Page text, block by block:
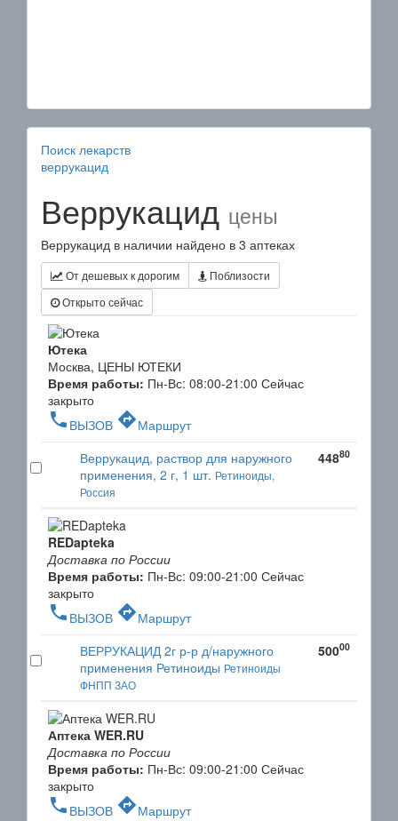
Поиск лекарств
веррукацид
Веррукацид цены
Веррукацид в наличии найдено в 3 аптеках
От дешевых к дорогим
Поблизости
Открыто сейчас
Ютека
Москва, ЦЕНЫ ЮТЕКИ
Время работы: Пн-Вс: 08:00-21:00 Сейчас
закрыто
phone ВЫЗОВ directionsМаршрут
Веррукацид, раствор для наружного
применения, 2 г, 1 шт. Ретиноиды,
Россия
44880
REDapteka
Доставка по России
Время работы: Пн-Вс: 09:00-21:00 Сейчас
закрыто
phone ВЫЗОВ directionsМаршрут
ВЕРРУКАЦИД 2г р-р д/наружного
применения Ретиноиды Ретиноиды
ФНПП ЗАО
50000
Аптека WER.RU
Доставка по России
Время работы: Пн-Вс: 09:00-21:00 Сейчас
закрыто
phone ВЫЗОВ directionsМаршрут